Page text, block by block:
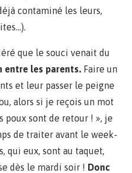
contaminé les leurs,
que le souci venait du
entre les parents. Faire un
et leur passer le peigne
alors si je reçois un mot
poux sont de retour ! », je
de traiter avant le week-
qui eux, sont au taquet,
dès le mardi soir ! Donc